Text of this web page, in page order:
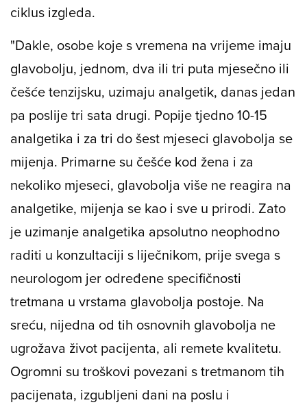
ciklus izgleda.
"Dakle, osobe koje s vremena na vrijeme imaju
glavobolju, jednom, dva ili tri puta mjesečno ili
češće tenzijsku, uzimaju analgetik, danas jedan
pa poslije tri sata drugi. Popije tjedno 10-15
analgetika i za tri do šest mjeseci glavobolja se
mijenja. Primarne su češće kod žena i za
nekoliko mjeseci, glavobolja više ne reagira na
analgetike, mijenja se kao i sve u prirodi. Zato
je uzimanje analgetika apsolutno neophodno
raditi u konzultaciji s liječnikom, prije svega s
neurologom jer određene specifičnosti
tretmana u vrstama glavobolja postoje. Na
sreću, nijedna od tih osnovnih glavobolja ne
ugrožava život pacijenta, ali remete kvalitetu.
Ogromni su troškovi povezani s tretmanom tih
pacijenata, izgubljeni dani na poslu i